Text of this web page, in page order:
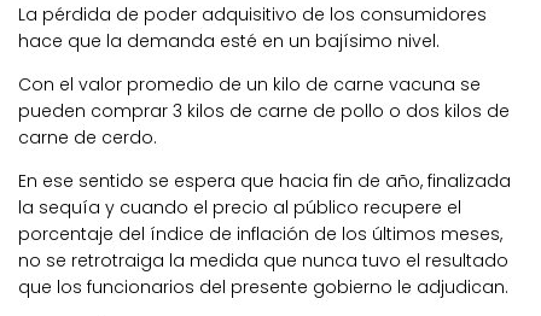
La pérdida de poder adquisitivo de los consumidores
hace que la demanda esté en un bajísimo nivel.
Con el valor promedio de un kilo de carne vacuna se
pueden comprar 3 kilos de carne de pollo o dos kilos de
carne de cerdo.
En ese sentido se espera que hacia fin de año, finalizada
la sequía y cuando el precio al público recupere el
porcentaje del índice de inflación de los últimos meses,
no se retrotraiga la medida que nunca tuvo el resultado
que los funcionarios del presente gobierno le adjudican.